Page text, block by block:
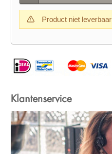
Product niet leverbaar
Klantenservice